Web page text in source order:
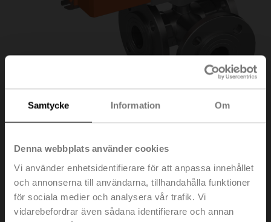
Samtycke Information Om
Denna webbplats använder cookies
Vi använder enhetsidentifierare för att anpassa innehållet
och annonserna till användarna, tillhandahålla funktioner
för sociala medier och analysera vår trafik. Vi
vidarebefordrar även sådana identifierare och annan
R7040R-B3/NRF24A-
S2